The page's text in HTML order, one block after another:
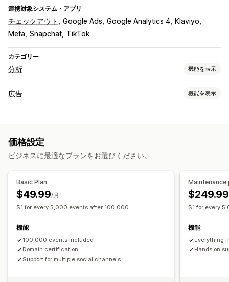
連携対象システム・アプリ
チェックアウト Google Ads Google Analytics 4
Klaviyo
Meta Snapchat TikTok
カテゴリー
分析 機能を表示
お客様の操作動向
マーケティングと販売
マーケティングアトリビューション
購入の追跡
ビジュアルとレポート
分析ダッシュボード
広告 機能を表示
カスタムオーディエンス
リターゲティング
ピクセル管理
パフォーマンス分析
価格設定
ビジネスに最適なプランをお選びください。
Basic Plan
$49.99/月
$1 for every 5,000 events after 100,000
機能
100,000 events included
Domain certification
Support for multiple social channels
Maintenance
$249.99
$1 for every
機能
Everything
Hands on